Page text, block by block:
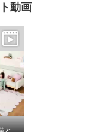
動画